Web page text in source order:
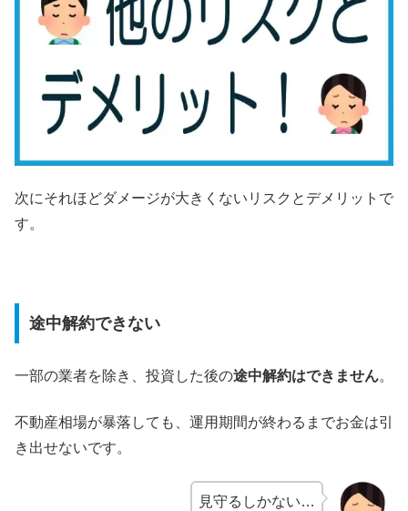
次にそれほどダメージが大きくないリスクとデメリットで
す。
途中解約できない
一部の業者を除き、投資した後の途中解約はできません。
不動産相場が暴落しても、運用期間が終わるまでお金は引
き出せないです。
見守るしかない…